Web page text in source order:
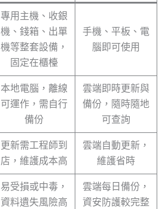
專用主機、收銀
機、錢箱、出單
機等整套設備，
固定在櫃檯
手機、平板、電
腦即可使用
本地電腦，離線
可運作，需自行
備份
雲端即時更新與
備份，隨時隨地
可查詢
更新需工程師到
店，維護成本高
雲端自動更新，
維護省時
易受損或中毒，
資料遺失風險高
雲端每日備份，
資安防護較完整